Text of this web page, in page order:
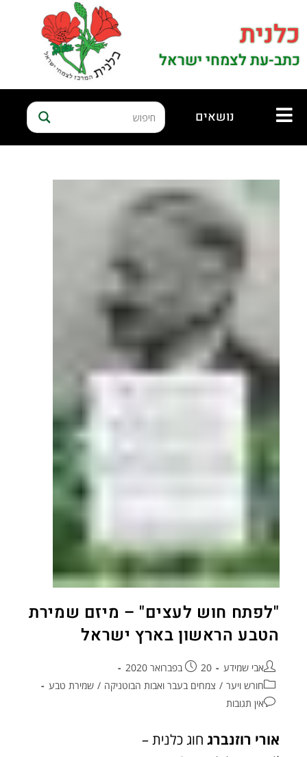
כלנית
כתב-עת לצמחי ישראל
נושאים
"לפתח חוש לעצים" – מיזם שמירת
הטבע הראשון בארץ ישראל
אבי שמידע
20 בפברואר 2020
חורש ויער / צמחים בעבר ואבות הבוטניקה / שמירת טבע
אין תגובות
אורי רוזנברג חוג כלנית –